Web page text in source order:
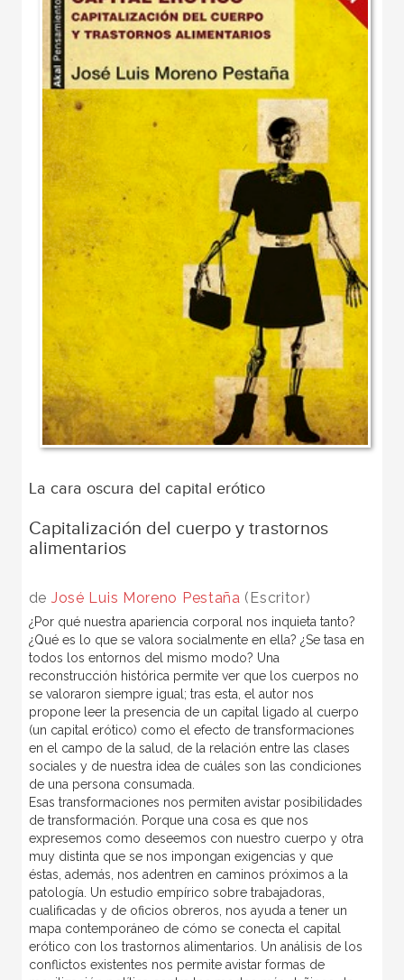
La cara oscura del capital erótico
Capitalización del cuerpo y trastornos
alimentarios
de José Luis Moreno Pestaña (Escritor)
¿Por qué nuestra apariencia corporal nos inquieta tanto?
¿Qué es lo que se valora socialmente en ella? ¿Se tasa en
todos los entornos del mismo modo? Una
reconstrucción histórica permite ver que los cuerpos no
se valoraron siempre igual; tras esta, el autor nos
propone leer la presencia de un capital ligado al cuerpo
(un capital erótico) como el efecto de transformaciones
en el campo de la salud, de la relación entre las clases
sociales y de nuestra idea de cuáles son las condiciones
de una persona consumada.
Esas transformaciones nos permiten avistar posibilidades
de transformación. Porque una cosa es que nos
expresemos como deseemos con nuestro cuerpo y otra
muy distinta que se nos impongan exigencias y que
éstas, además, nos adentren en caminos próximos a la
patología. Un estudio empírico sobre trabajadoras,
cualificadas y de oficios obreros, nos ayuda a tener un
mapa contemporáneo de cómo se conecta el capital
erótico con los trastornos alimentarios. Un análisis de los
conflictos existentes nos permite avistar formas de